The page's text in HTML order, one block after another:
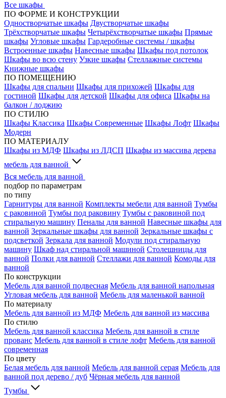
Все шкафы
ПО ФОРМЕ И КОНСТРУКЦИИ
Одностворчатые шкафы Двустворчатые шкафы
Трёхстворчатые шкафы Четырёхстворчатые шкафы Прямые
шкафы Угловые шкафы Гардеробные системы / шкафы
Встроенные шкафы Навесные шкафы Шкафы под потолок
Шкафы во всю стену Узкие шкафы Стеллажные системы
Книжные шкафы
ПО ПОМЕЩЕНИЮ
Шкафы для спальни Шкафы для прихожей Шкафы для
гостиной Шкафы для детской Шкафы для офиса Шкафы на
балкон / лоджию
ПО СТИЛЮ
Шкафы Классика Шкафы Современные Шкафы Лофт Шкафы
Модерн
ПО МАТЕРИАЛУ
Шкафы из МДФ Шкафы из ЛДСП Шкафы из массива дерева
мебель для ванной
Вся мебель для ванной
подбор по параметрам
по типу
Гарнитуры для ванной Комплекты мебели для ванной Тумбы
с раковиной Тумбы под раковину Тумбы с раковиной под
стиральную машину Пеналы для ванной Навесные шкафы для
ванной Зеркальные шкафы для ванной Зеркальные шкафы с
подсветкой Зеркала для ванной Модули под стиральную
машину Шкаф над стиральной машиной Столешницы для
ванной Полки для ванной Стеллажи для ванной Комоды для
ванной
По конструкции
Мебель для ванной подвесная Мебель для ванной напольная
Угловая мебель для ванной Мебель для маленькой ванной
По материалу
Мебель для ванной из МДФ Мебель для ванной из массива
По стилю
Мебель для ванной классика Мебель для ванной в стиле
прованс Мебель для ванной в стиле лофт Мебель для ванной
современная
По цвету
Белая мебель для ванной Мебель для ванной серая Мебель для
ванной под дерево / дуб Чёрная мебель для ванной
Тумбы